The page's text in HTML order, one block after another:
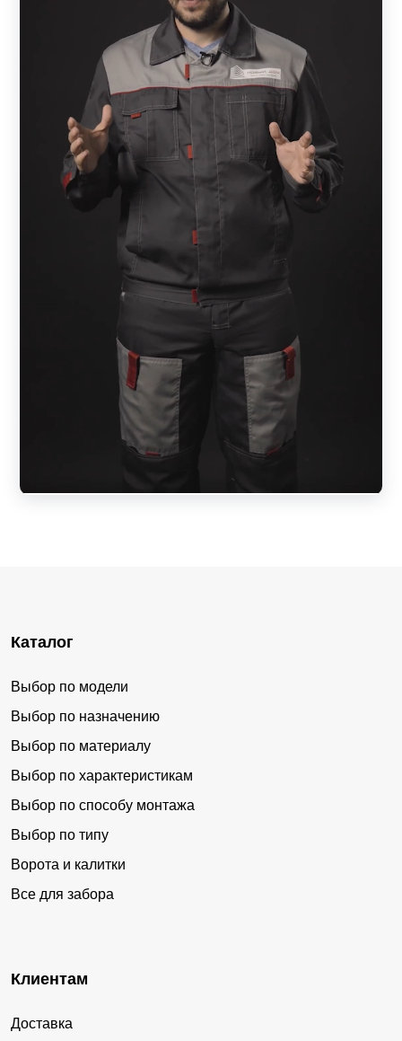
Каталог
Выбор по модели
Выбор по назначению
Выбор по материалу
Выбор по характеристикам
Выбор по способу монтажа
Выбор по типу
Ворота и калитки
Все для забора
Клиентам
Доставка